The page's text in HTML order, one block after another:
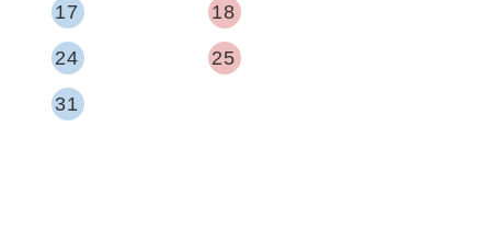
17 18
24 25
31